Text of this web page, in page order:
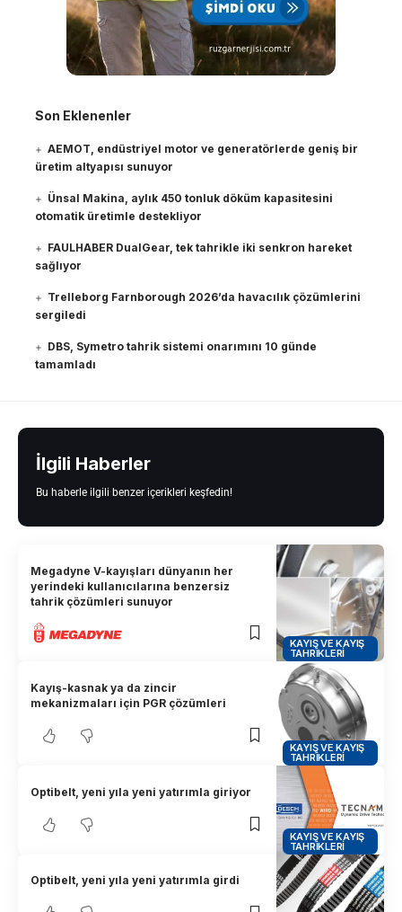
Son Eklenenler
AEMOT, endüstriyel motor ve generatörlerde geniş bir
üretim altyapısı sunuyor
Ünsal Makina, aylık 450 tonluk döküm kapasitesini
otomatik üretimle destekliyor
FAULHABER DualGear, tek tahrikle iki senkron hareket
sağlıyor
Trelleborg Farnborough 2026’da havacılık çözümlerini
sergiledi
DBS, Symetro tahrik sistemi onarımını 10 günde
tamamladı
İlgili Haberler
Bu haberle ilgili benzer içerikleri keşfedin!
KAYIŞ VE KAYIŞ
TAHRIKLERI
Megadyne V-kayışları dünyanın her
yerindeki kullanıcılarına benzersiz
tahrik çözümleri sunuyor
KAYIŞ VE KAYIŞ
TAHRIKLERI
Kayış-kasnak ya da zincir
mekanizmaları için PGR çözümleri
KAYIŞ VE KAYIŞ
TAHRIKLERI
Optibelt, yeni yıla yeni yatırımla giriyor
Optibelt, yeni yıla yeni yatırımla girdi